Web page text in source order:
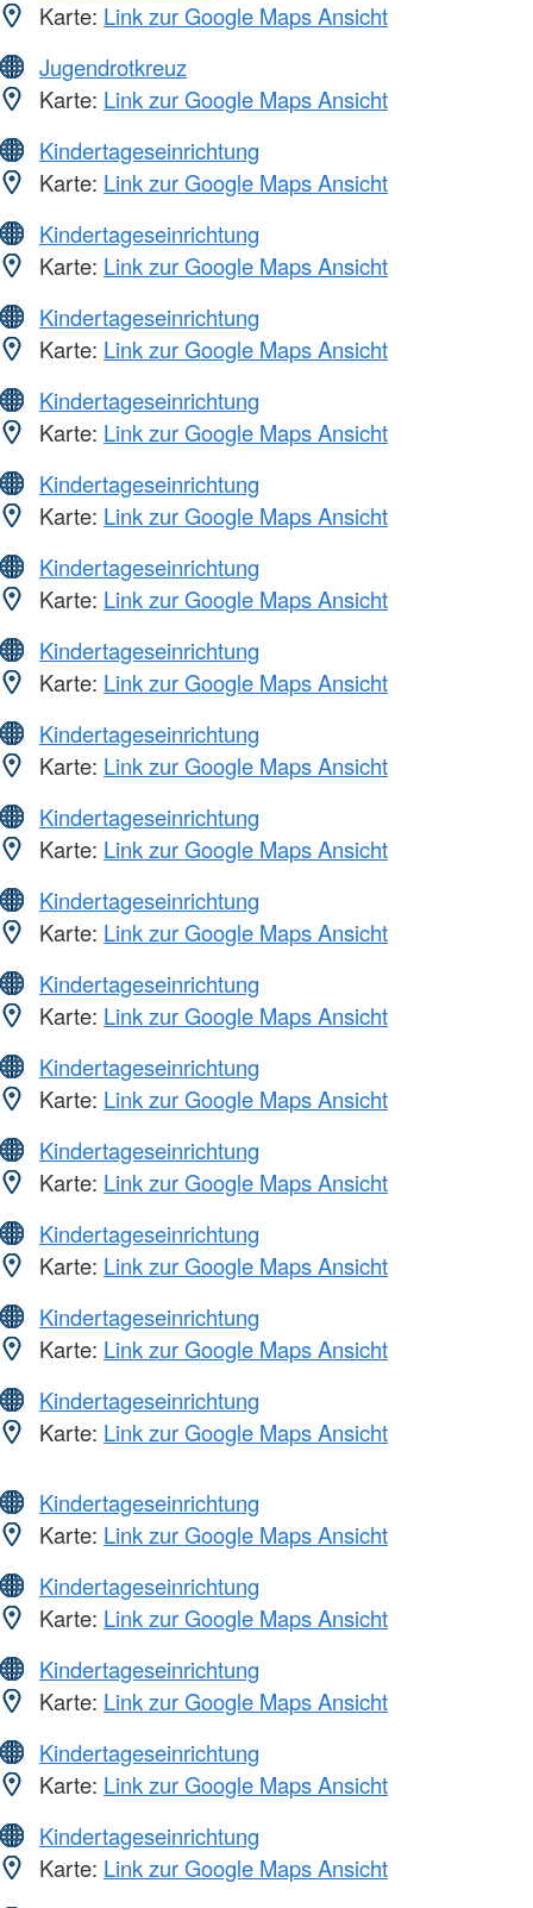
Karte: Link zur Google Maps Ansicht
Jugendrotkreuz
Karte: Link zur Google Maps Ansicht
Kindertageseinrichtung
Karte: Link zur Google Maps Ansicht
Kindertageseinrichtung
Karte: Link zur Google Maps Ansicht
Kindertageseinrichtung
Karte: Link zur Google Maps Ansicht
Kindertageseinrichtung
Karte: Link zur Google Maps Ansicht
Kindertageseinrichtung
Karte: Link zur Google Maps Ansicht
Kindertageseinrichtung
Karte: Link zur Google Maps Ansicht
Kindertageseinrichtung
Karte: Link zur Google Maps Ansicht
Kindertageseinrichtung
Karte: Link zur Google Maps Ansicht
Kindertageseinrichtung
Karte: Link zur Google Maps Ansicht
Kindertageseinrichtung
Karte: Link zur Google Maps Ansicht
Kindertageseinrichtung
Karte: Link zur Google Maps Ansicht
Kindertageseinrichtung
Karte: Link zur Google Maps Ansicht
Kindertageseinrichtung
Karte: Link zur Google Maps Ansicht
Kindertageseinrichtung
Karte: Link zur Google Maps Ansicht
Kindertageseinrichtung
Karte: Link zur Google Maps Ansicht
Kindertageseinrichtung
Karte: Link zur Google Maps Ansicht
Kindertageseinrichtung
Karte: Link zur Google Maps Ansicht
Kindertageseinrichtung
Karte: Link zur Google Maps Ansicht
Kindertageseinrichtung
Karte: Link zur Google Maps Ansicht
Kindertageseinrichtung
Karte: Link zur Google Maps Ansicht
Kindertageseinrichtung
Karte: Link zur Google Maps Ansicht